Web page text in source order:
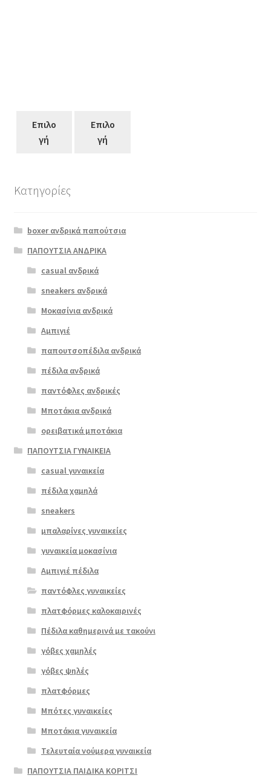
Επιλο
γή
Επιλο
γή
boxer 10055
ταμπά
ΠΡΟΣΦΟΡΆ!
79.00
Original
price
€79.00.
€ 63.00Η
τρέχουσα
είναι:
€63.00.
Επιλο
προϊόν
έχει
πολλαπλές
επιλογές
μπορούν
επιλεγούν
στη
σελίδα
προϊόντος
Κατηγορίες
boxer ανδρικά παπούτσια
ΠΑΠΟΥΤΣΙΑ ΑΝΔΡΙΚΑ
casual ανδρικά
sneakers ανδρικά
Μοκασίνια ανδρικά
Αμπιγιέ
παπουτσοπέδιλα ανδρικά
πέδιλα ανδρικά
παντόφλες ανδρικές
Μποτάκια ανδρικά
ορειβατικά μποτάκια
ΠΑΠΟΥΤΣΙΑ ΓΥΝΑΙΚΕΙΑ
casual γυναικεία
πέδιλα χαμηλά
sneakers
μπαλαρίνες γυναικείες
γυναικεία μοκασίνια
Αμπιγιέ πέδιλα
παντόφλες γυναικείες
πλατφόρμες καλοκαιρινές
Πέδιλα καθημερινά με τακούνι
γόβες χαμηλές
γόβες ψηλές
πλατφόρμες
Μπότες γυναικείες
Μποτάκια γυναικεία
Τελευταία νούμερα γυναικεία
ΠΑΠΟΥΤΣΙΑ ΠΑΙΔΙΚΑ ΚΟΡΙΤΣΙ